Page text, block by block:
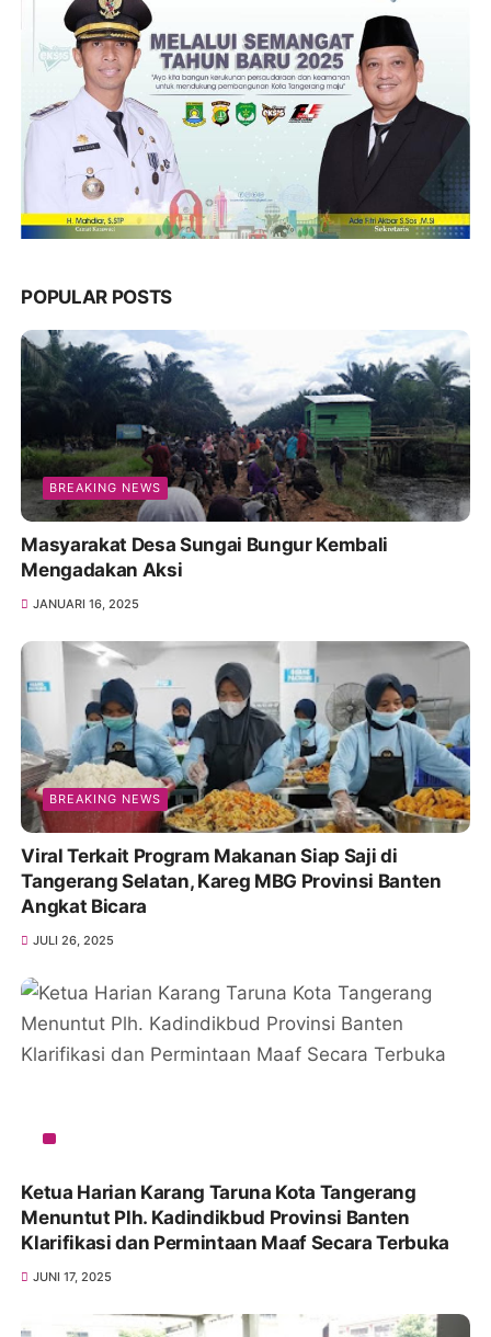
POPULAR POSTS
BREAKING NEWS
Masyarakat Desa Sungai Bungur Kembali
Mengadakan Aksi
JANUARI 16, 2025
BREAKING NEWS
Viral Terkait Program Makanan Siap Saji di
Tangerang Selatan, Kareg MBG Provinsi Banten
Angkat Bicara
JULI 26, 2025
Ketua Harian Karang Taruna Kota Tangerang
Menuntut Plh. Kadindikbud Provinsi Banten
Klarifikasi dan Permintaan Maaf Secara Terbuka
JUNI 17, 2025